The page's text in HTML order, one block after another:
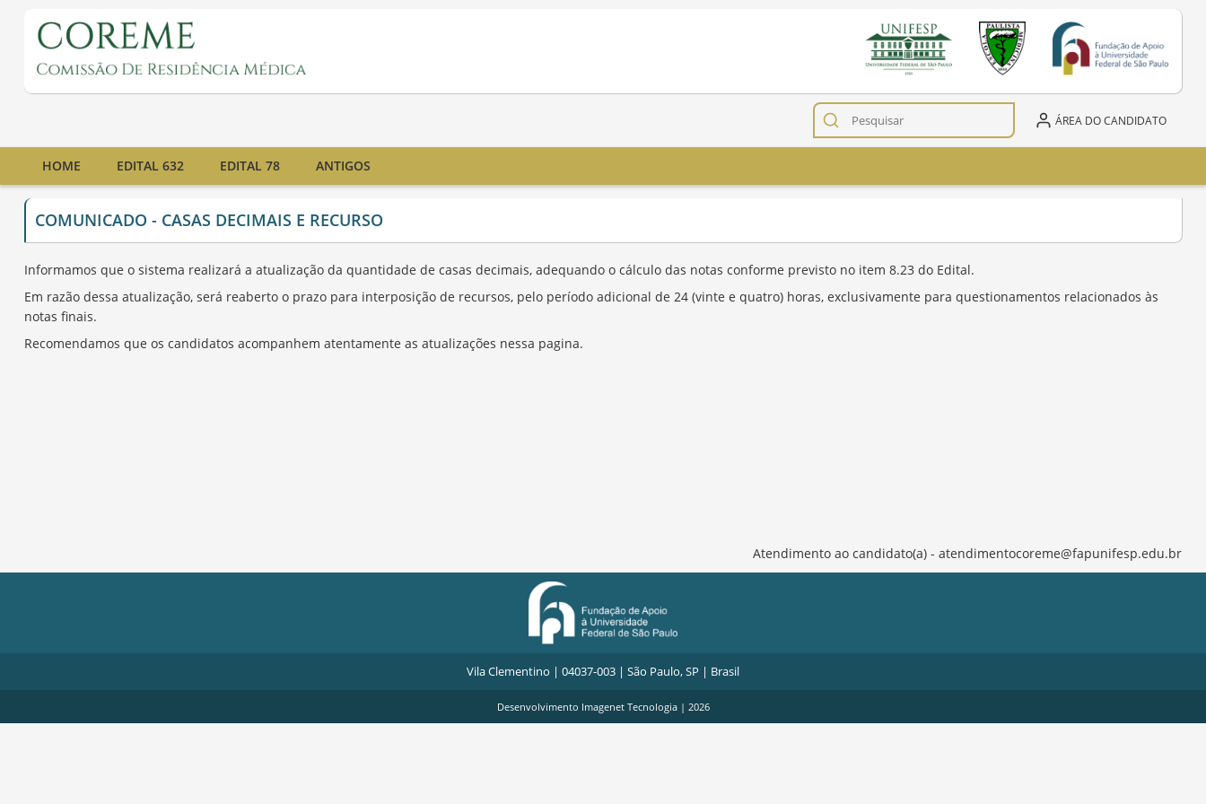
ÁREA DO CANDIDATO
HOME EDITAL 632 EDITAL 78 ANTIGOS
COMUNICADO - CASAS DECIMAIS E RECURSO
Informamos que o sistema realizará a atualização da quantidade de casas decimais, adequando o cálculo das notas conforme previsto no item 8.23 do Edital.
Em razão dessa atualização, será reaberto o prazo para interposição de recursos, pelo período adicional de 24 (vinte e quatro) horas, exclusivamente para questionamentos relacionados às
notas finais.
Recomendamos que os candidatos acompanhem atentamente as atualizações nessa pagina.
Atendimento ao candidato(a) - atendimentocoreme@fapunifesp.edu.br
Vila Clementino | 04037-003 | São Paulo, SP | Brasil
Desenvolvimento Imagenet Tecnologia| 2026